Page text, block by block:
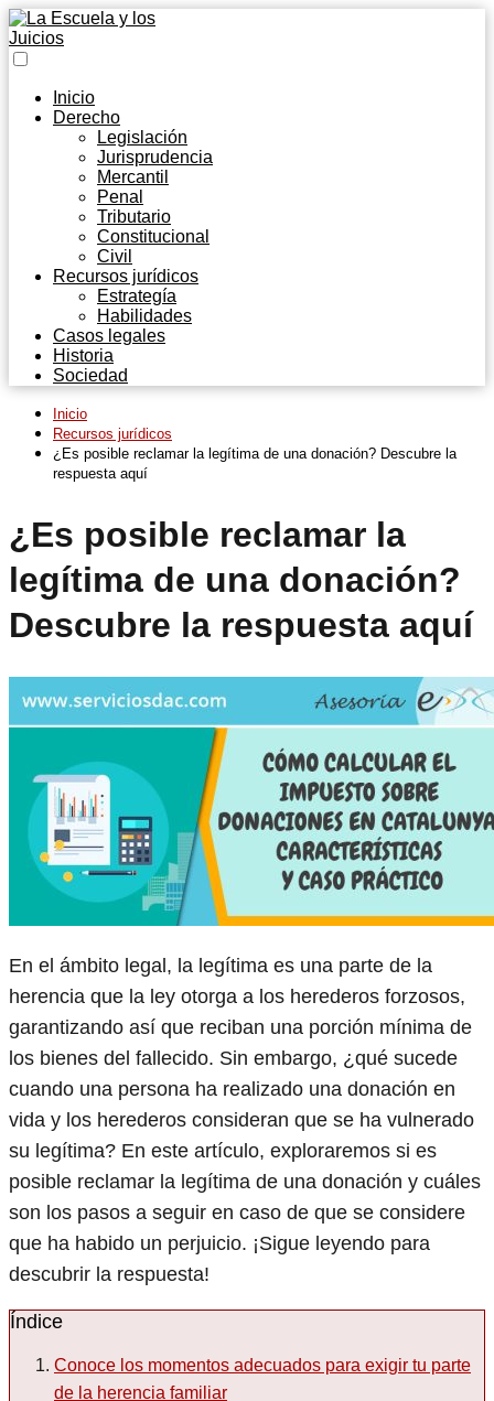
Inicio
Derecho
Legislación
Jurisprudencia
Mercantil
Penal
Tributario
Constitucional
Civil
Recursos jurídicos
Estrategía
Habilidades
Casos legales
Historia
Sociedad
Inicio
Recursos jurídicos
¿Es posible reclamar la legítima de una donación? Descubre la
respuesta aquí
¿Es posible reclamar la
legítima de una donación?
Descubre la respuesta aquí
En el ámbito legal, la legítima es una parte de la
herencia que la ley otorga a los herederos forzosos,
garantizando así que reciban una porción mínima de
los bienes del fallecido. Sin embargo, ¿qué sucede
cuando una persona ha realizado una donación en
vida y los herederos consideran que se ha vulnerado
su legítima? En este artículo, exploraremos si es
posible reclamar la legítima de una donación y cuáles
son los pasos a seguir en caso de que se considere
que ha habido un perjuicio. ¡Sigue leyendo para
descubrir la respuesta!
Índice
Conoce los momentos adecuados para exigir tu parte
de la herencia familiar